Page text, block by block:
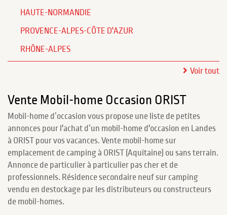
HAUTE-NORMANDIE
PROVENCE-ALPES-CÔTE D'AZUR
RHÔNE-ALPES
Voir tout
Vente Mobil-home Occasion ORIST
Mobil-home d’occasion vous propose une liste de petites
annonces pour l'achat d’un mobil-home d'occasion en Landes
à ORIST pour vos vacances. Vente mobil-home sur
emplacement de camping à ORIST (Aquitaine) ou sans terrain.
Annonce de particulier à particulier pas cher et de
professionnels. Résidence secondaire neuf sur camping
vendu en destockage par les distributeurs ou constructeurs
de mobil-homes.